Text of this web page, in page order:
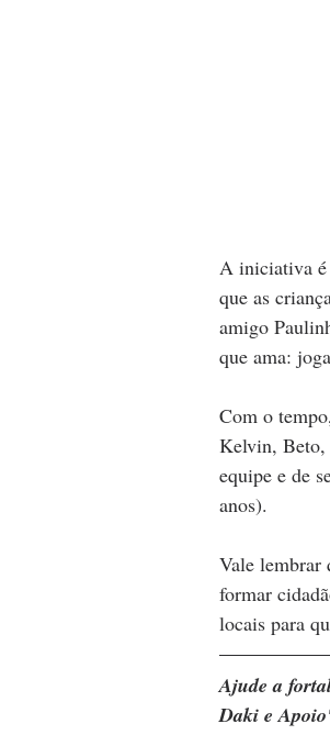
A iniciativa é
que as
amigo
que ama:
Com o
Kelvin, Beto,
equipe e de
anos).
Vale lembrar
formar
locais para
Ajude a
Daki e